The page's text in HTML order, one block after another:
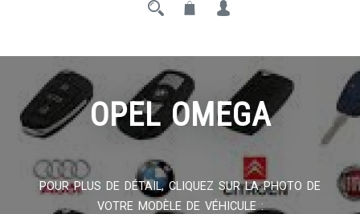
OPEL OMEGA
POUR PLUS DE DÉTAIL, CLIQUEZ SUR LA PHOTO DE
VOTRE MODÈLE DE VÉHICULE :